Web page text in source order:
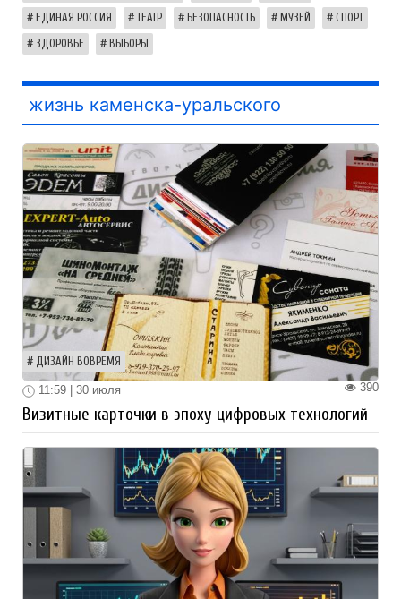
ЕДИНАЯ РОССИЯ ТЕАТР БЕЗОПАСНОСТЬ МУЗЕЙ СПОРТ
ЗДОРОВЬЕ ВЫБОРЫ
жизнь каменска-уральского
ДИЗАЙН ВОВРЕМЯ
390
11:59 | 30 июля
Визитные карточки в эпоху цифровых технологий